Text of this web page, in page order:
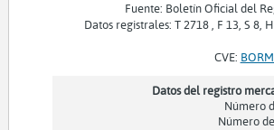
Fuente: Boletín Oficial del
Datos registrales: T 2718 , F 13, S 8,
CVE:
Datos del registro
Número
Número